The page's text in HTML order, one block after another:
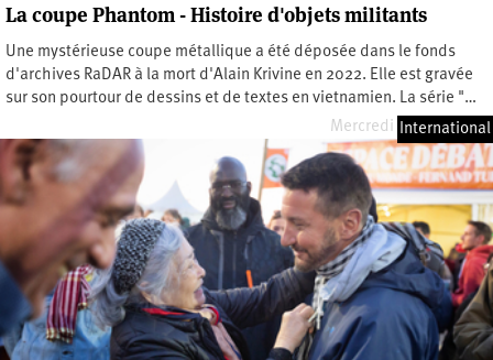
La coupe Phantom - Histoire d'objets militants
Une mystérieuse coupe métallique a été déposée dans le fonds
d'archives RaDAR à la mort d'Alain Krivine en 2022. Elle est gravée
sur son pourtour de dessins et de textes en vietnamien. La série "…
Mercredi 19 mars 2025
International